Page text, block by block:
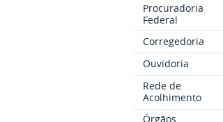
Procuradoria
Federal
Corregedoria
Ouvidoria
Rede de
Acolhimento
Órgãos